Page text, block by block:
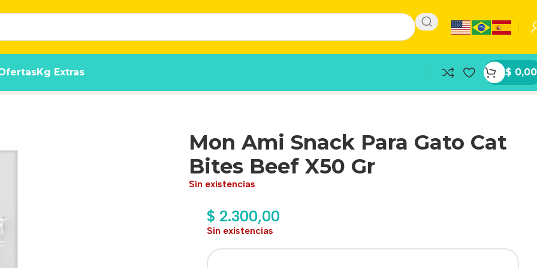
Kg Extras $ 0,00
Gr
Mon Ami Snack Para Gato Cat
Bites Beef X50 Gr
Sin existencias
$ 2.300,00
Sin existencias